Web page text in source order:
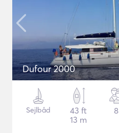
Dufour 2000
Sejlbåd
43 ft
13 m
8